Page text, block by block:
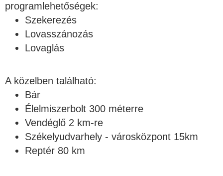
programlehetőségek:
Szekerezés
Lovasszánozás
Lovaglás
A közelben található:
Bár
Élelmiszerbolt 300 méterre
Vendéglő 2 km-re
Székelyudvarhely - városközpont 15km
Reptér 80 km